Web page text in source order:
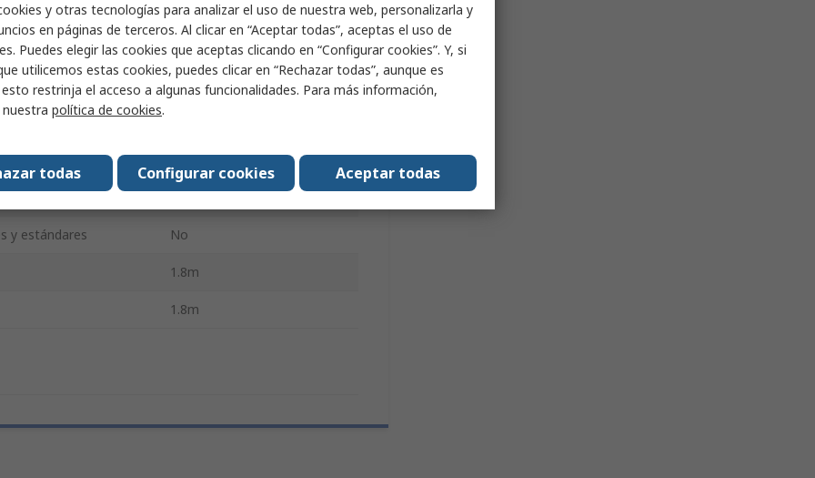
Viso
Barreras de seguridad
Barrera plegable
Azul, Blanco
y estándares No
1.8m
1.8m
y otras tecnologías para analizar el uso de nuestra web, personalizarla y
en páginas de terceros. Al clicar en “Aceptar todas”, aceptas el uso de
Puedes elegir las cookies que aceptas clicando en “Configurar cookies”. Y, si
utilicemos estas cookies, puedes clicar en “Rechazar todas”, aunque es
restrinja el acceso a algunas funcionalidades. Para más información,
política de cookies.
Aceptar todas
Configurar cookies
todas